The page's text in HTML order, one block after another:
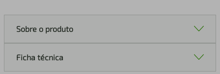
Sobre o produto
Ficha técnica